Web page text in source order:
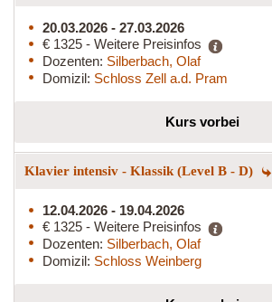
20.03.2026 - 27.03.2026
€ 1325 - Weitere Preisinfos
Dozenten: Silberbach, Olaf
Domizil: Schloss Zell a.d. Pram
Kurs vorbei
Klavier intensiv - Klassik (Level B - D)
12.04.2026 - 19.04.2026
€ 1325 - Weitere Preisinfos
Dozenten: Silberbach, Olaf
Domizil: Schloss Weinberg